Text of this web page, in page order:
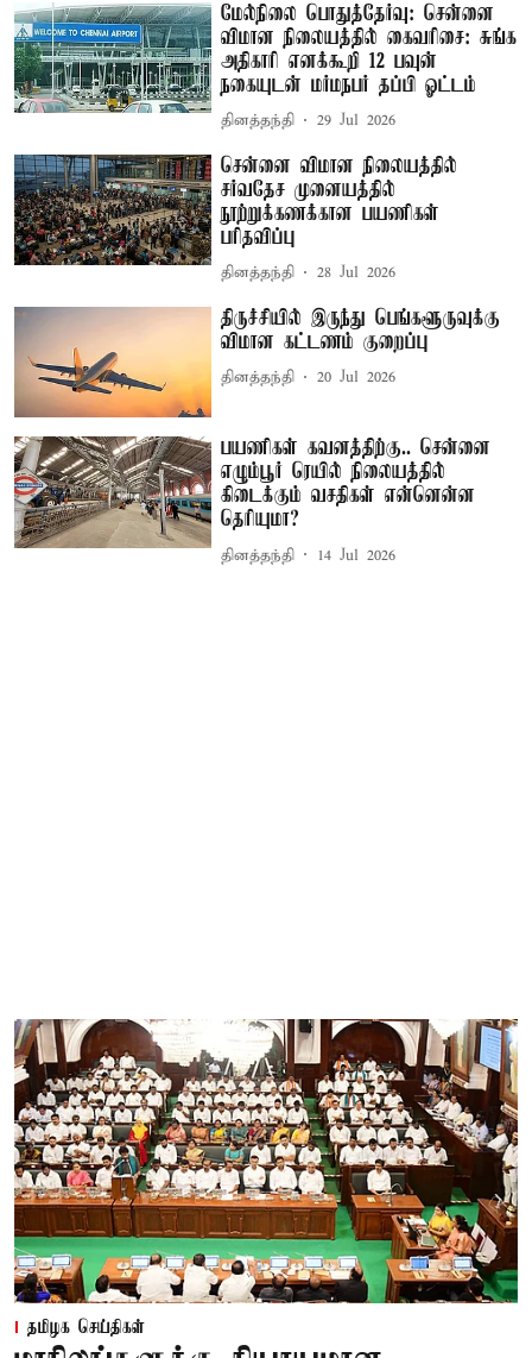
மேல்நிலை பொதுத்தேர்வு: சென்னை
விமான நிலையத்தில் கைவரிசை: சுங்க
அதிகாரி எனக்கூறி 12 பவுன்
நகையுடன் மர்மநபர் தப்பி ஓட்டம்
தினத்தந்தி 29 Jul 2026
சென்னை விமான நிலையத்தில்
சர்வதேச முனையத்தில்
நூற்றுக்கணக்கான பயணிகள்
பரிதவிப்பு
தினத்தந்தி 28 Jul 2026
திருச்சியில் இருந்து பெங்களூருவுக்கு
விமான கட்டணம் குறைப்பு
தினத்தந்தி 20 Jul 2026
பயணிகள் கவனத்திற்கு.. சென்னை
எழும்பூர் ரெயில் நிலையத்தில்
கிடைக்கும் வசதிகள் என்னென்ன
தெரியுமா?
தினத்தந்தி 14 Jul 2026
தமிழக செய்திகள்